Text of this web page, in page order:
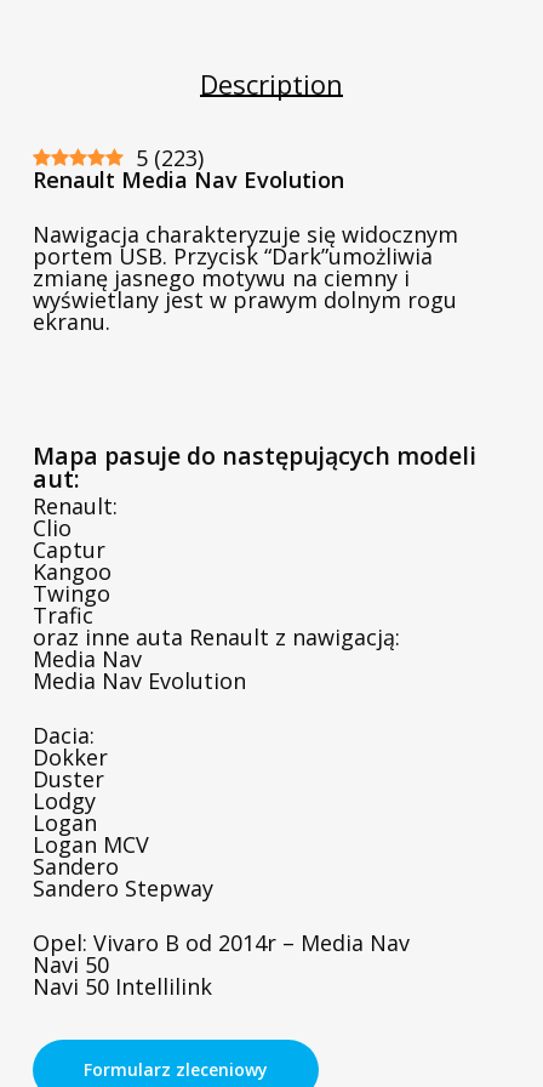
Description
5 (223)
Renault Media Nav Evolution
Nawigacja charakteryzuje się widocznym
portem USB. Przycisk “Dark”umożliwia
zmianę jasnego motywu na ciemny i
wyświetlany jest w prawym dolnym rogu
ekranu.
Mapa pasuje do następujących modeli
aut:
Renault:
Clio
Captur
Kangoo
Twingo
Trafic
oraz inne auta Renault z nawigacją:
Media Nav
Media Nav Evolution
Dacia:
Dokker
Duster
Lodgy
Logan
Logan MCV
Sandero
Sandero Stepway
Opel: Vivaro B od 2014r – Media Nav
Navi 50
Navi 50 Intellilink
Formularz zleceniowy